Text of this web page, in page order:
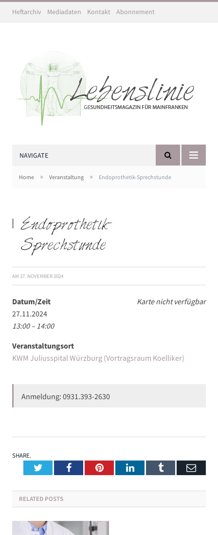
Heftarchiv Mediadaten Kontakt Abonnement
NAVIGATE
Home » Veranstaltung » Endoprothetik-Sprechstunde
Endoprothetik-
Sprechstunde
AM 27. NOVEMBER 2024
Karte nicht verfügbar
Datum/Zeit
27.11.2024
13:00 – 14:00
Veranstaltungsort
KWM Juliusspital Würzburg (Vortragsraum Koelliker)
Anmeldung: 0931.393-2630
SHARE.
TwitterFacebookPinterestLinkedInTumblr
RELATED POSTS